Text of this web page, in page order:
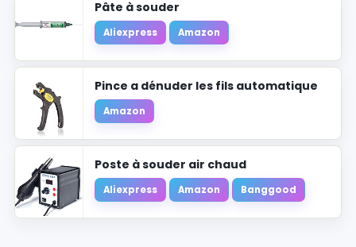
Pâte à souder
Aliexpress Amazon
Pince a dénuder les fils automatique
Amazon
Poste à souder air chaud
Aliexpress Amazon Banggood